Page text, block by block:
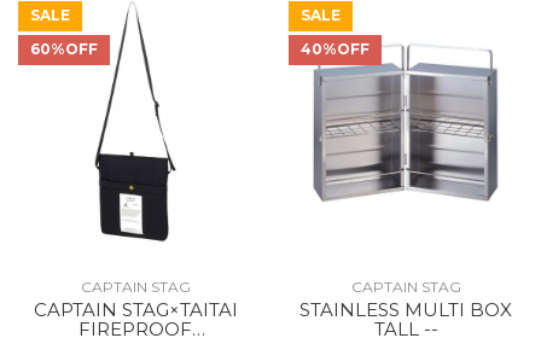
SALE
60%OFF
CAPTAIN STAG
CAPTAIN STAG×TAITAI
FIREPROOF
SALE
40%OFF
CAPTAIN STAG
STAINLESS MULTI BOX
TALL --